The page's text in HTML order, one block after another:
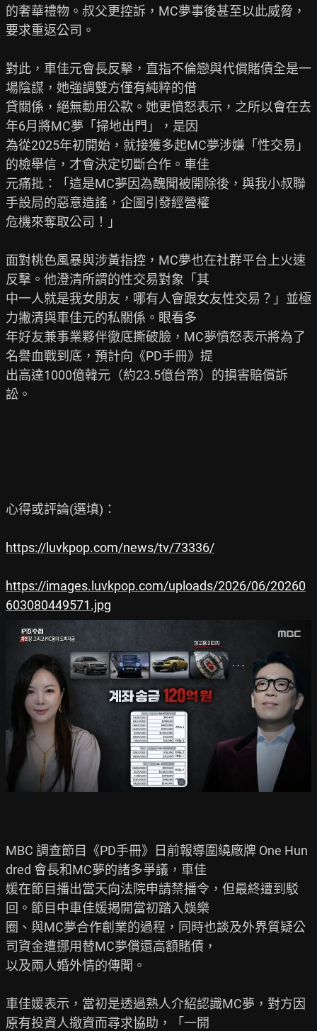
的奢華禮物。叔父更控訴，MC夢事後甚至以此威脅，
要求重返公司。
對此，車佳元會長反擊，直指不倫戀與代償賭債全是一
場陰謀，她強調雙方僅有純粹的借
貸關係，絕無動用公款。她更憤怒表示，之所以會在去
年6月將MC夢「掃地出門」，是因
為從2025年初開始，就接獲多起MC夢涉嫌「性交易」
的檢舉信，才會決定切斷合作。車佳
元痛批：「這是MC夢因為醜聞被開除後，與我小叔聯
手設局的惡意造謠，企圖引發經營權
危機來奪取公司！」
面對桃色風暴與涉黃指控，MC夢也在社群平台上火速
反擊。他澄清所謂的性交易對象「其
中一人就是我女朋友，哪有人會跟女友性交易？」並極
力撇清與車佳元的私關係。眼看多
年好友兼事業夥伴徹底撕破臉，MC夢憤怒表示將為了
名譽血戰到底，預計向《PD手冊》提
出高達1000億韓元（約23.5億台幣）的損害賠償訴
訟。
心得或評論(選填)：
https://luvkpop.com/news/tv/73336/
https://images.luvkpop.com/uploads/2026/06/20260
603080449571.jpg
MBC 調查節目《PD手冊》日前報導圍繞廠牌 One Hun
dred 會長和MC夢的諸多爭議，車佳
媛在節目播出當天向法院申請禁播令，但最終遭到駁
回。節目中車佳媛揭開當初踏入娛樂
圈、與MC夢合作創業的過程，同時也談及外界質疑公
司資金遭挪用替MC夢償還高額賭債，
以及兩人婚外情的傳聞。
車佳媛表示，當初是透過熟人介紹認識MC夢，對方因
原有投資人撤資而尋求協助，「一開